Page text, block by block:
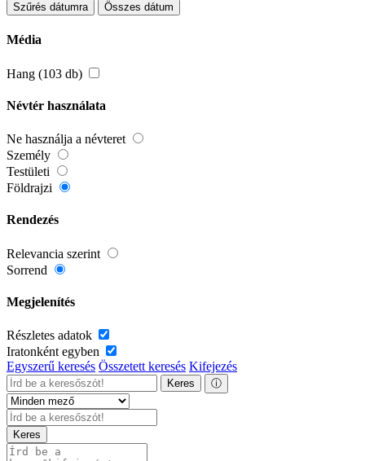
Szűrés dátumra Összes dátum
Média
Hang (103 db)
Névtér használata
Ne használja a névteret
Személy
Testületi
Földrajzi
Rendezés
Relevancia szerint
Sorrend
Megjelenítés
Részletes adatok
Iratonként egyben
Egyszerű keresés Összetett keresés Kifejezés
Keres ⓘ
Keres